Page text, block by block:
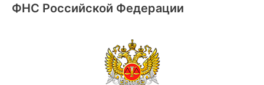
ФНС Российской Федерации